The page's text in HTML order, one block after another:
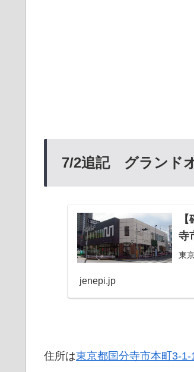
7/2追記 グランド
寺
東
jenepi.jp
住所は東京都国分寺市本町3-1-